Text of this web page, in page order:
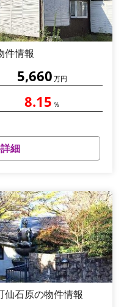
件情報
5,660 万円
8.15 ％
細
仙石原の物件情報